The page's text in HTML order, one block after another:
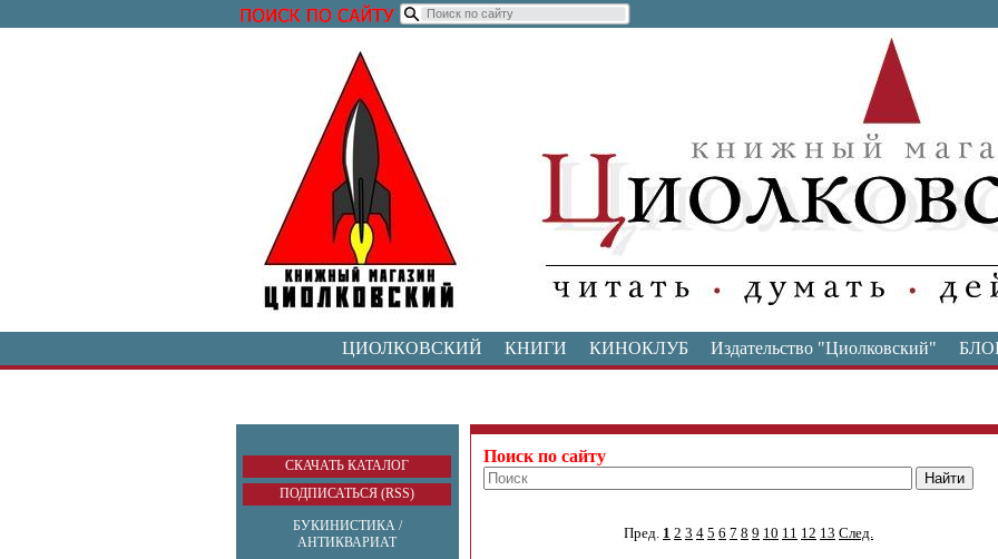
ЦИОЛКОВСКИЙ КНИГИ КИНОКЛУБ Издательство "Циолковский"
СКАЧАТЬ КАТАЛОГ
ПОДПИСАТЬСЯ (RSS)
БУКИНИСТИКА /
АНТИКВАРИАТ
Поиск по сайту
Пред. 1 2 3 4 5 6 7 8 9 10 11 12 13 След.